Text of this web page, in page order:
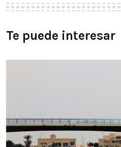
Te puede interesar